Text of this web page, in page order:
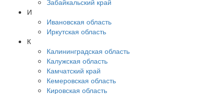
Забайкальский край
И
Ивановская область
Иркутская область
К
Калининградская область
Калужская область
Камчатский край
Кемеровская область
Кировская область